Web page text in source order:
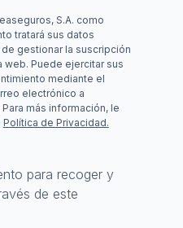
S.A. como
tratará sus datos
gestionar la suscripción
web. Puede ejercitar sus
mediante el
electrónico a
Para más información, le
Política de Privacidad.
para recoger y
de este